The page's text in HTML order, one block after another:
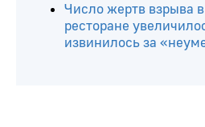
Число жертв взрыва
ресторане
извинилось за